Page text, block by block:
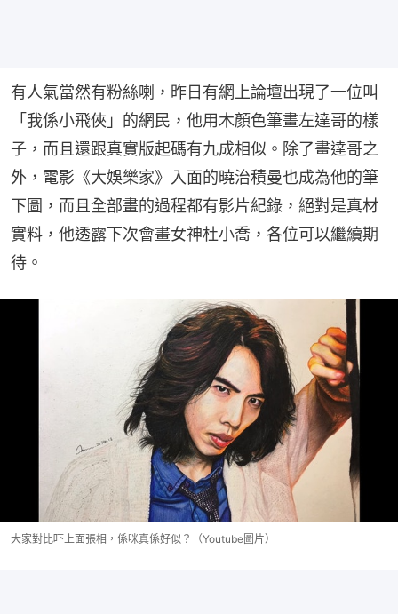
有人氣當然有粉絲喇，昨日有網上論壇出現了一位叫
「我係小飛俠」的網民，他用木顏色筆畫左達哥的樣
子，而且還跟真實版起碼有九成相似。除了畫達哥之
外，電影《大娛樂家》入面的曉治積曼也成為他的筆
下圖，而且全部畫的過程都有影片紀錄，絕對是真材
實料，他透露下次會畫女神杜小喬，各位可以繼續期
待。
大家對比吓上面張相，係咪真係好似？（Youtube圖片）